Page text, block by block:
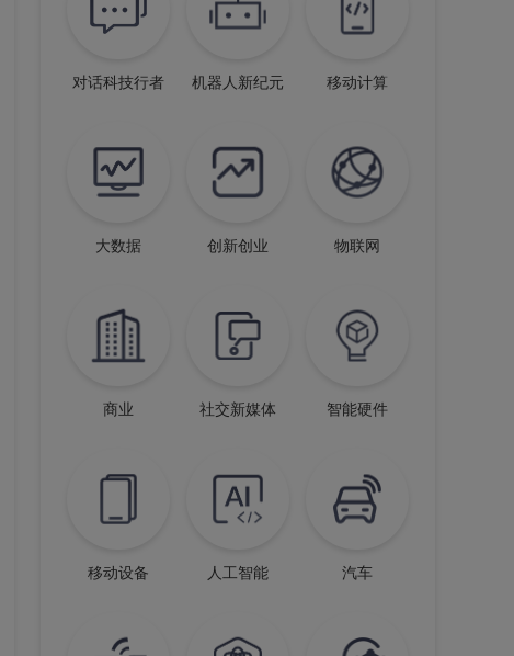
对话科技行者 机器人新纪元 移动计算
大数据 创新创业 物联网
商业 社交新媒体 智能硬件
移动设备 人工智能 汽车